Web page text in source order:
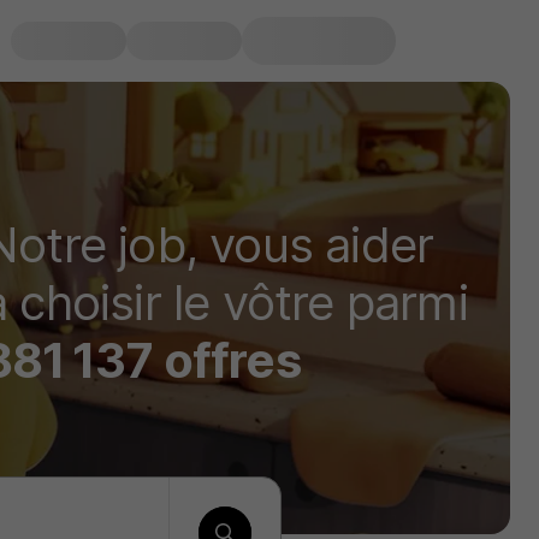
job, vous aider
choisir le vôtre parmi
137 offres